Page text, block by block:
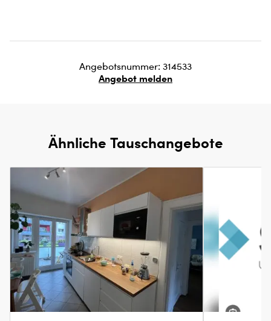
Angebotsnummer: 314533
Angebot melden
Ähnliche Tauschangebote